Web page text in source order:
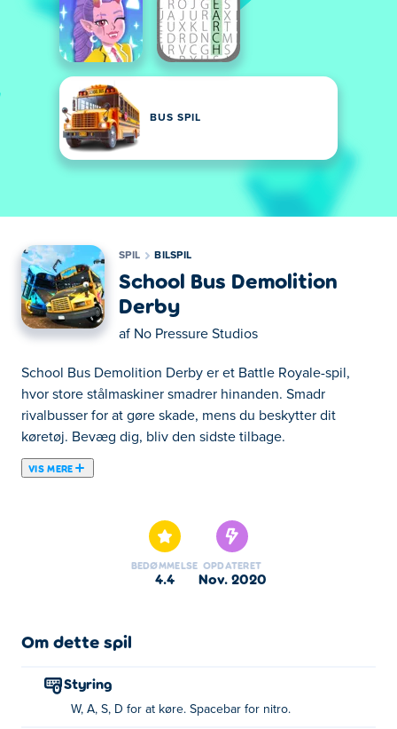
BUS SPIL
SPIL BILSPIL
School Bus Demolition
Derby
af No Pressure Studios
School Bus Demolition Derby er et Battle Royale-spil,
hvor store stålmaskiner smadrer hinanden. Smadr
rivalbusser for at gøre skade, mens du beskytter dit
køretøj. Bevæg dig, bliv den sidste tilbage.
VIS MERE
BEDØMMELSE
4.4
OPDATERET
nov. 2020
Om dette spil
Styring
W, A, S, D for at køre. Spacebar for nitro.